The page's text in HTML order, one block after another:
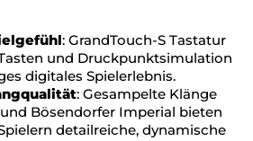
: GrandTouch-S Tastatur
und Druckpunktsimulation
digitales Spielerlebnis.
: Gesampelte Klänge
Bösendorfer Imperial bieten
detailreiche, dynamische